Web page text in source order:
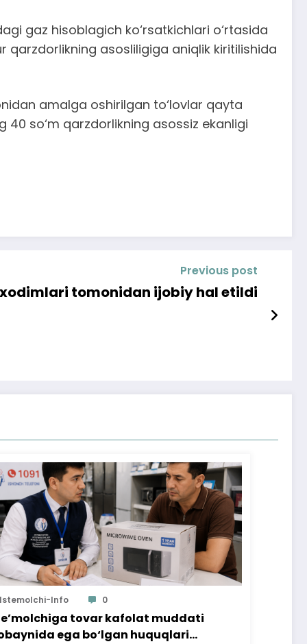
gaz hisoblagich ko‘rsatkichlari o‘rtasida
asosliligiga aniqlik kiritilishida
amalga oshirilgan to‘lovlar qayta
40 so‘m qarzdorlikning asossiz ekanligi
Previous post
tomonidan ijobiy hal etildi
Istemolchi-Info 0
tovar kafolat muddati
ega bo‘lgan huquqlari